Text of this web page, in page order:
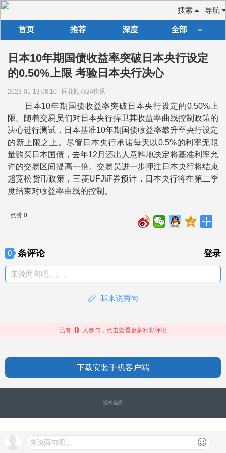
导航
搜索
首页 推荐 深度 全部
日本10年期国债收益率突破日本央行设定
的0.50%上限 考验日本央行决心
2023-01-13 08:10 同花顺7x24快讯
日本10年期国债收益率突破日本央行设定的0.50%上
限。随着交易员们对日本央行捍卫其收益率曲线控制政策的
决心进行测试，日本基准10年期国债收益率攀升至央行设定
的新上限之上。尽管日本央行承诺每天以0.5%的利率无限
量购买日本国债，去年12月还出人意料地决定将基准利率允
许的交易区间提高一倍。交易员进一步押注日本央行将结束
超宽松货币政策，三菱UFJ证券预计，日本央行将在第二季
度结束对收益率曲线的控制。
点赞 0
0 条评论 登录
来说两句吧。。。
我来说两句
来说两句吧...
已有 0 人参与，点击查看更多精彩评论
下载安装手机客户端
授权信息